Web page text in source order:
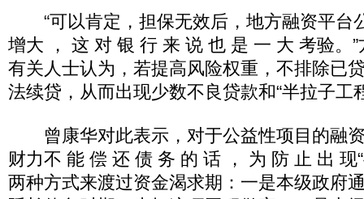
“可以肯定，担保无效后，地方融资平台
增大 ， 这 对 银 行 来 说 也 是 一 大 考验。
有关人士认为，若提高风险权重，不排除已
法续贷，从而出现少数不良贷款和“半拉子工
曾康华对此表示，对于公益性项目的融
财力不 能 偿 还 债 务 的 话 ， 为 防 止 出 现
两种方式来渡过资金渴求期：一是本级政府